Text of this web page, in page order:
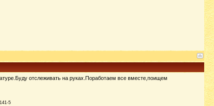
отслеживать на руках.Поработаем все вместе,поищем
5